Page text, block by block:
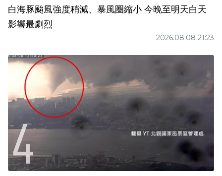
白海豚颱風強度稍減、暴風圈縮小 今晚至明天白天
影響最劇烈
2026.08.08 21:23